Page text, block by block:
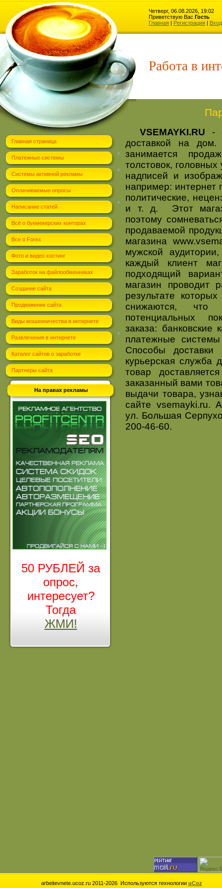
Четверг, 06.08.2026, 19:02
Приветствую Вас Гость
Главная | Регистрация | Вход
Работа в
Главная страница
Платежные системы
Системы активной рекламы
Оплачиваемые опросы
Написание статей
Всё о букмекерских конторах
Все о Forex
Фото и видео хостинг
Заработок на файлообменниках
Создание сайта
Продвижение сайта
Виды мошенничества в интернете
Развлечения в интернете
Каталог сайтов о заработке
Партнеры сайта
На правах рекламы
50 РУБЛЕЙ за
опрос,
интересует?
Тогда
ЖМИ!
П
VSEMAYKI.RU
-
доставкой на дом.
занимается
толстовок,
надписей и
например: интернет
политические,
и т. д. Этот
поэтому
продаваемой
магазина
мужской
каждый клиент
подходящий
магазин проводит
результате
снижаются,
потенциальных
заказа: банковские
платежные
Способы
курьерская служба
товар
заказанный вами
выдачи товара,
сайте vsemayki.ru.
ул. Большая
200-46-60.
arbeitevnete.ucoz.ru 2011-2026 Используются технологии uCoz